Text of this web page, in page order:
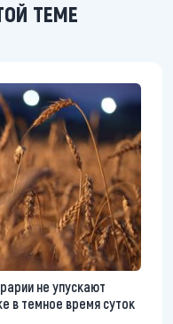
ТЕМЕ
не упускают
в темное время суток